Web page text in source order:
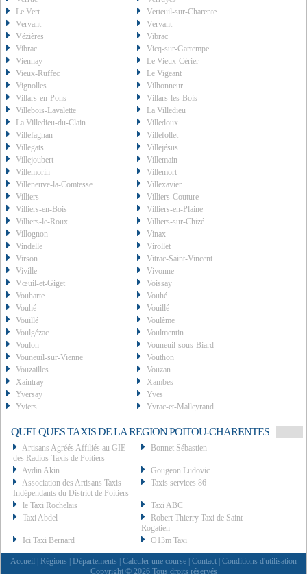
Le Vert
Verteuil-sur-Charente
Vervant
Vervant
Vézières
Vibrac
Vibrac
Vicq-sur-Gartempe
Viennay
Le Vieux-Cérier
Vieux-Ruffec
Le Vigeant
Vignolles
Vilhonneur
Villars-en-Pons
Villars-les-Bois
Villebois-Lavalette
La Villedieu
La Villedieu-du-Clain
Villedoux
Villefagnan
Villefollet
Villegats
Villejésus
Villejoubert
Villemain
Villemorin
Villemort
Villeneuve-la-Comtesse
Villexavier
Villiers
Villiers-Couture
Villiers-en-Bois
Villiers-en-Plaine
Villiers-le-Roux
Villiers-sur-Chizé
Villognon
Vinax
Vindelle
Virollet
Virson
Vitrac-Saint-Vincent
Viville
Vivonne
Vœuil-et-Giget
Voissay
Vouharte
Vouhé
Vouhé
Vouillé
Vouillé
Voulême
Voulgézac
Voulmentin
Voulon
Vouneuil-sous-Biard
Vouneuil-sur-Vienne
Vouthon
Vouzailles
Vouzan
Xaintray
Xambes
Yversay
Yves
Yviers
Yvrac-et-Malleyrand
QUELQUES TAXIS DE LA REGION POITOU-CHARENTES
Artisans Agréés Affiliés au GIE
des Radios-Taxis de Poitiers
Bonnet Sébastien
Aydin Akin
Gougeon Ludovic
Association des Artisans Taxis
Indépendants du District de Poitiers
Taxis services 86
le Taxi Rochelais
Taxi ABC
Taxi Abdel
Robert Thierry Taxi de Saint
Rogatien
Ici Taxi Bernard
O13m Taxi
Accueil Régions Départements Calculer une course Contact Conditions d'utilisation
Copyright © 2026 Tous droits réservés